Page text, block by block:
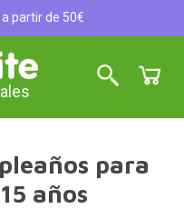
partir de 50€
para
años